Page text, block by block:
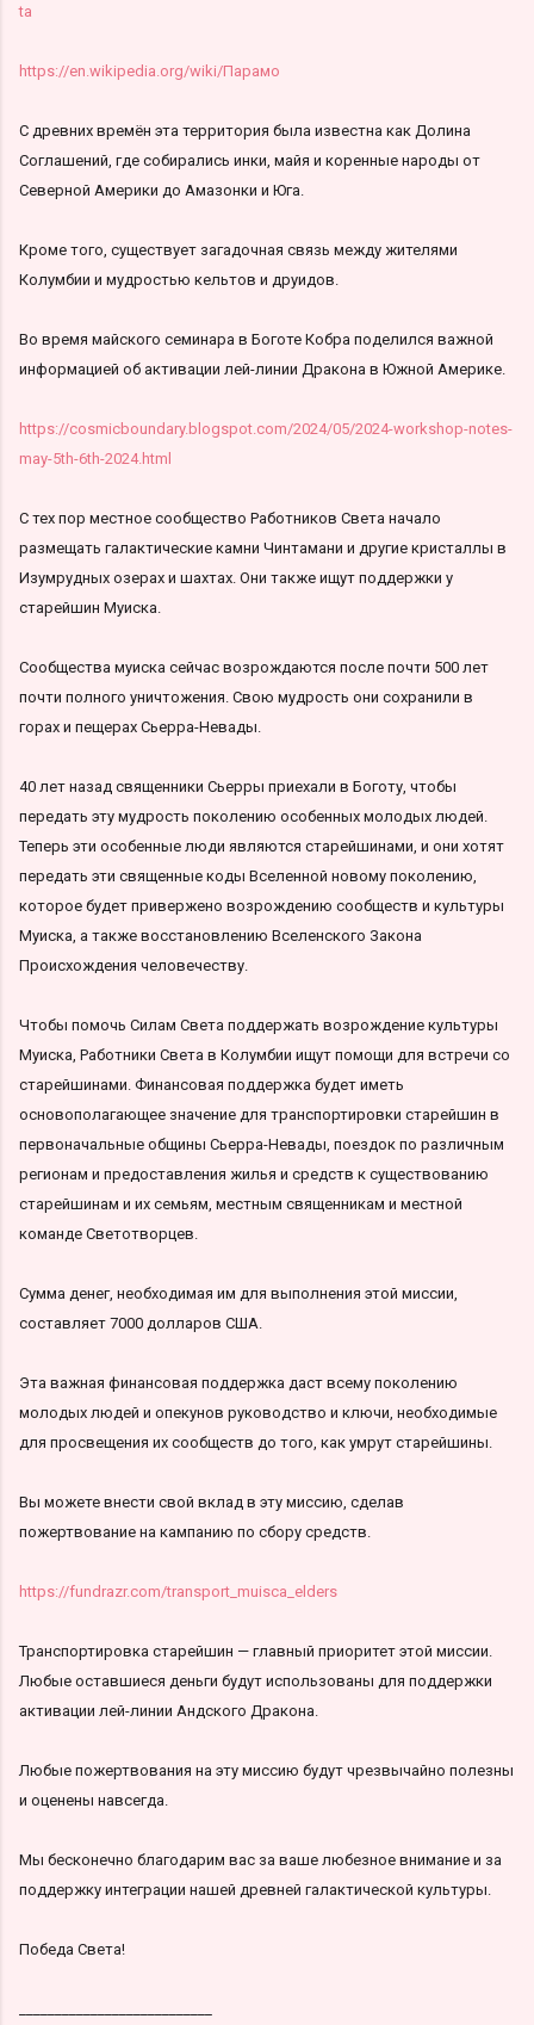
ta
https://en.wikipedia.org/wiki/Парамо
С древних времён эта территория была известна как Долина
Соглашений, где собирались инки, майя и коренные народы от
Северной Америки до Амазонки и Юга.
Кроме того, существует загадочная связь между жителями
Колумбии и мудростью кельтов и друидов.
Во время майского семинара в Боготе Кобра поделился важной
информацией об активации лей-линии Дракона в Южной Америке.
https://cosmicboundary.blogspot.com/2024/05/2024-workshop-notes-
may-5th-6th-2024.html
С тех пор местное сообщество Работников Света начало
размещать галактические камни Чинтамани и другие кристаллы в
Изумрудных озерах и шахтах. Они также ищут поддержки у
старейшин Муиска.
Сообщества муиска сейчас возрождаются после почти 500 лет
почти полного уничтожения. Свою мудрость они сохранили в
горах и пещерах Сьерра-Невады.
40 лет назад священники Сьерры приехали в Боготу, чтобы
передать эту мудрость поколению особенных молодых людей.
Теперь эти особенные люди являются старейшинами, и они хотят
передать эти священные коды Вселенной новому поколению,
которое будет привержено возрождению сообществ и культуры
Муиска, а также восстановлению Вселенского Закона
Происхождения человечеству.
Чтобы помочь Силам Света поддержать возрождение культуры
Муиска, Работники Света в Колумбии ищут помощи для встречи со
старейшинами. Финансовая поддержка будет иметь
основополагающее значение для транспортировки старейшин в
первоначальные общины Сьерра-Невады, поездок по различным
регионам и предоставления жилья и средств к существованию
старейшинам и их семьям, местным священникам и местной
команде Светотворцев.
Сумма денег, необходимая им для выполнения этой миссии,
составляет 7000 долларов США.
Эта важная финансовая поддержка даст всему поколению
молодых людей и опекунов руководство и ключи, необходимые
для просвещения их сообществ до того, как умрут старейшины.
Вы можете внести свой вклад в эту миссию, сделав
пожертвование на кампанию по сбору средств.
https://fundrazr.com/transport_muisca_elders
Транспортировка старейшин — главный приоритет этой миссии.
Любые оставшиеся деньги будут использованы для поддержки
активации лей-линии Андского Дракона.
Любые пожертвования на эту миссию будут чрезвычайно полезны
и оценены навсегда.
Мы бесконечно благодарим вас за ваше любезное внимание и за
поддержку интеграции нашей древней галактической культуры.
Победа Света!